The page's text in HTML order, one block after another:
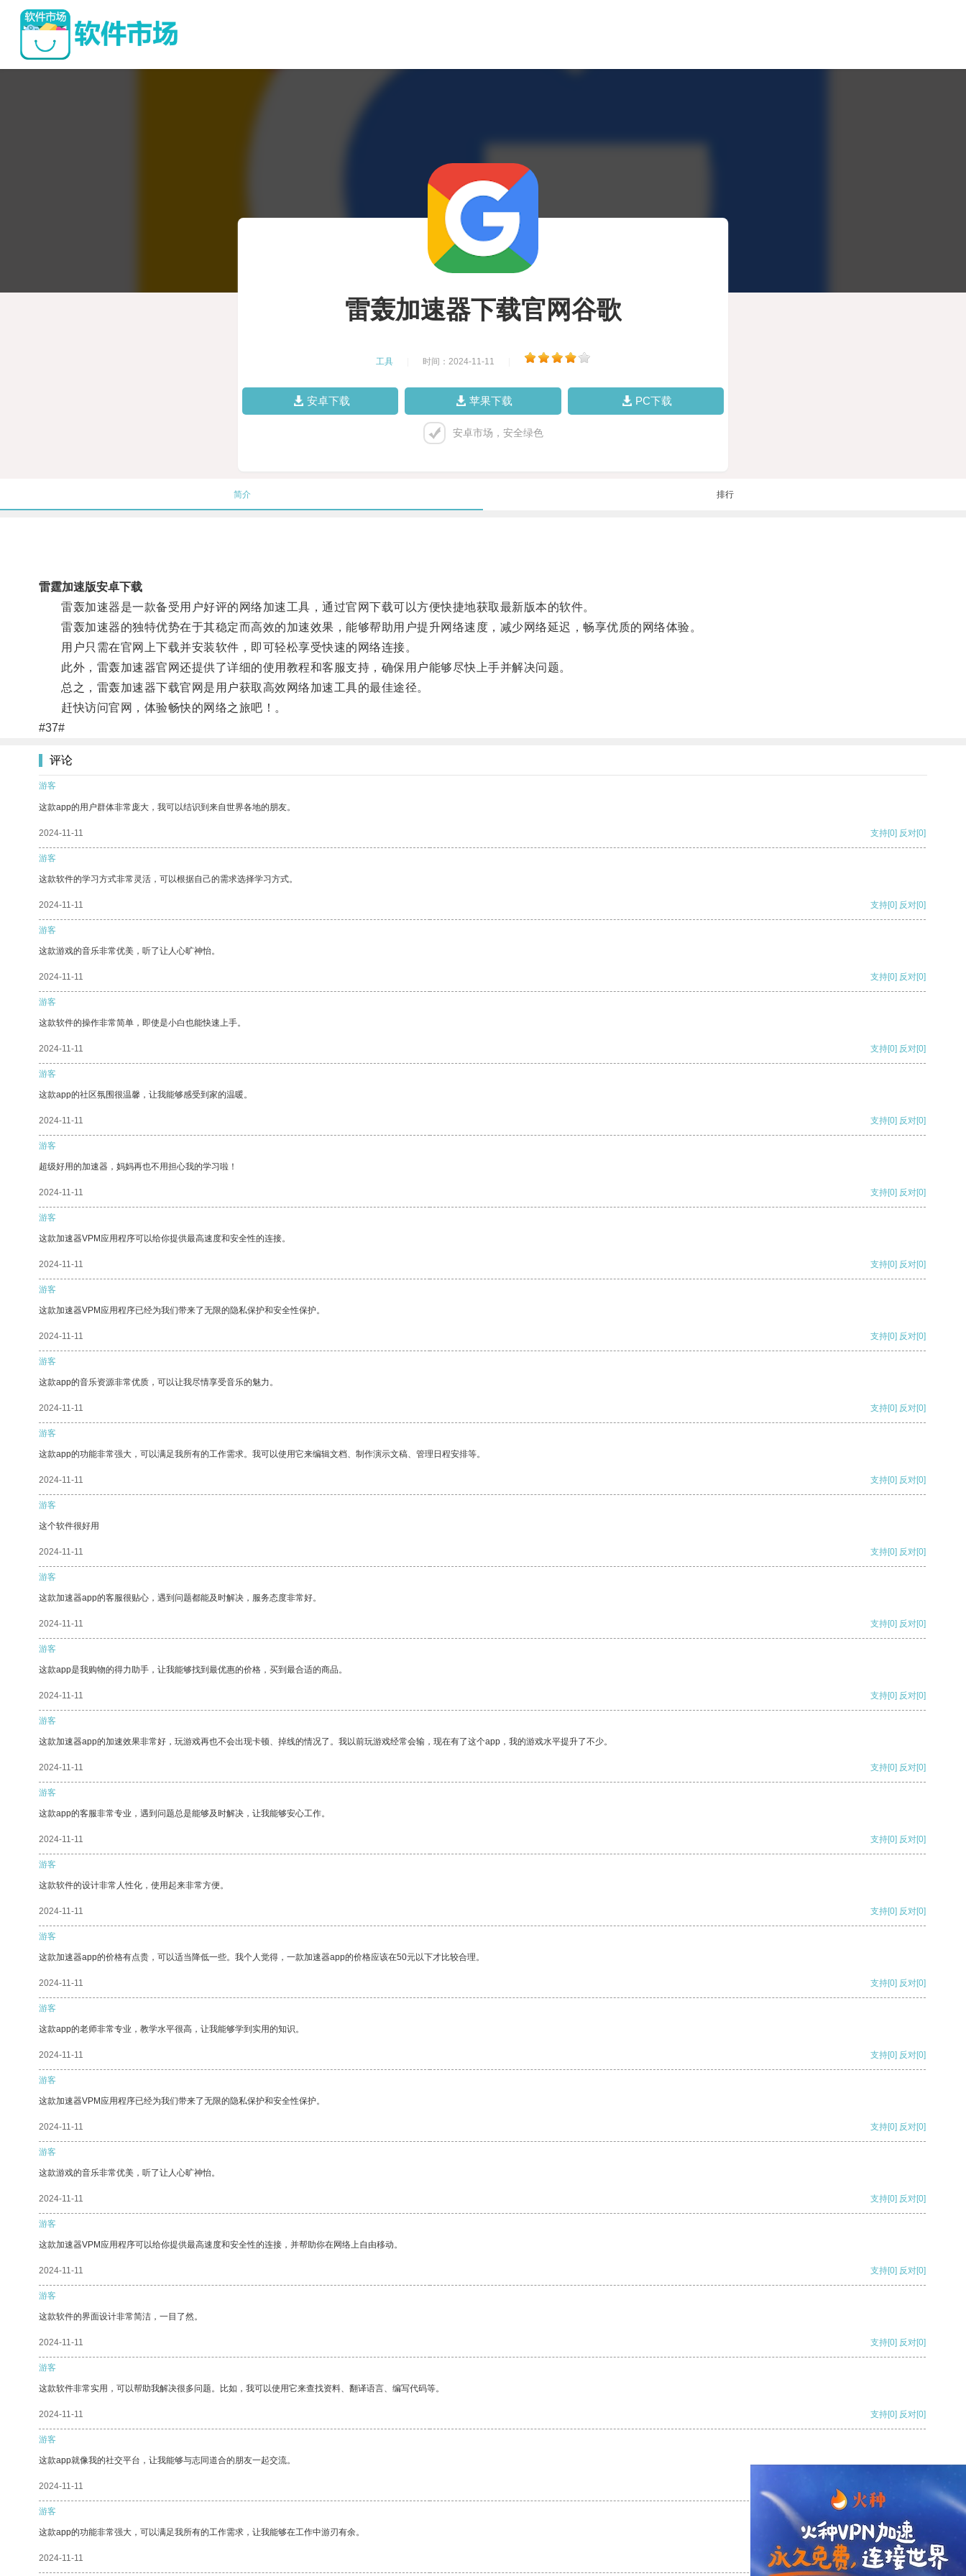
雷轰加速器下载官网谷歌
工具 时间：2024-11-11
安卓下载 苹果下载 PC下载
安卓市场，安全绿色
简介 排行
雷霆加速版安卓下载
雷轰加速器是一款备受用户好评的网络加速工具，通过官网下载可以方便快捷地获取最新版本的软件。
雷轰加速器的独特优势在于其稳定而高效的加速效果，能够帮助用户提升网络速度，减少网络延迟，畅享优质的网络体验。
用户只需在官网上下载并安装软件，即可轻松享受快速的网络连接。
此外，雷轰加速器官网还提供了详细的使用教程和客服支持，确保用户能够尽快上手并解决问题。
总之，雷轰加速器下载官网是用户获取高效网络加速工具的最佳途径。
赶快访问官网，体验畅快的网络之旅吧！。
#37#
评论
游客
这款app的用户群体非常庞大，我可以结识到来自世界各地的朋友。
2024-11-11 支持[0] 反对[0]
游客
这款软件的学习方式非常灵活，可以根据自己的需求选择学习方式。
2024-11-11 支持[0] 反对[0]
游客
这款游戏的音乐非常优美，听了让人心旷神怡。
2024-11-11 支持[0] 反对[0]
游客
这款软件的操作非常简单，即使是小白也能快速上手。
2024-11-11 支持[0] 反对[0]
游客
这款app的社区氛围很温馨，让我能够感受到家的温暖。
2024-11-11 支持[0] 反对[0]
游客
超级好用的加速器，妈妈再也不用担心我的学习啦！
2024-11-11 支持[0] 反对[0]
游客
这款加速器VPM应用程序可以给你提供最高速度和安全性的连接。
2024-11-11 支持[0] 反对[0]
游客
这款加速器VPM应用程序已经为我们带来了无限的隐私保护和安全性保护。
2024-11-11 支持[0] 反对[0]
游客
这款app的音乐资源非常优质，可以让我尽情享受音乐的魅力。
2024-11-11 支持[0] 反对[0]
游客
这款app的功能非常强大，可以满足我所有的工作需求。我可以使用它来编辑文档、制作演示文稿、管理日程安排等。
2024-11-11 支持[0] 反对[0]
游客
这个软件很好用
2024-11-11 支持[0] 反对[0]
游客
这款加速器app的客服很贴心，遇到问题都能及时解决，服务态度非常好。
2024-11-11 支持[0] 反对[0]
游客
这款app是我购物的得力助手，让我能够找到最优惠的价格，买到最合适的商品。
2024-11-11 支持[0] 反对[0]
游客
这款加速器app的加速效果非常好，玩游戏再也不会出现卡顿、掉线的情况了。我以前玩游戏经常会输，现在有了这个app，我的游戏水平提升了不少。
2024-11-11 支持[0] 反对[0]
游客
这款app的客服非常专业，遇到问题总是能够及时解决，让我能够安心工作。
2024-11-11 支持[0] 反对[0]
游客
这款软件的设计非常人性化，使用起来非常方便。
2024-11-11 支持[0] 反对[0]
游客
这款加速器app的价格有点贵，可以适当降低一些。我个人觉得，一款加速器app的价格应该在50元以下才比较合理。
2024-11-11 支持[0] 反对[0]
游客
这款app的老师非常专业，教学水平很高，让我能够学到实用的知识。
2024-11-11 支持[0] 反对[0]
游客
这款加速器VPM应用程序已经为我们带来了无限的隐私保护和安全性保护。
2024-11-11 支持[0] 反对[0]
游客
这款游戏的音乐非常优美，听了让人心旷神怡。
2024-11-11 支持[0] 反对[0]
游客
这款加速器VPM应用程序可以给你提供最高速度和安全性的连接，并帮助你在网络上自由移动。
2024-11-11 支持[0] 反对[0]
游客
这款软件的界面设计非常简洁，一目了然。
2024-11-11 支持[0] 反对[0]
游客
这款软件非常实用，可以帮助我解决很多问题。比如，我可以使用它来查找资料、翻译语言、编写代码等。
2024-11-11 支持[0] 反对[0]
游客
这款app就像我的社交平台，让我能够与志同道合的朋友一起交流。
2024-11-11
游客
这款app的功能非常强大，可以满足我所有的工作需求，让我能够在工作中游刃有余。
2024-11-11 支持 [0] 反对[0]